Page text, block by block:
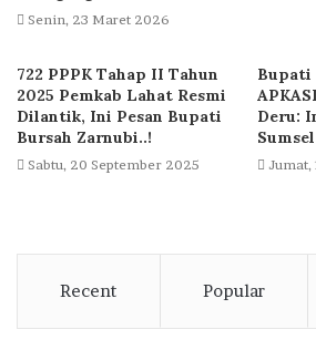
Senin, 23 Maret 2026
722 PPPK Tahap II Tahun
2025 Pemkab Lahat Resmi
Dilantik, Ini Pesan Bupati
Bursah Zarnubi..!
Sabtu, 20 September 2025
Bupati
Deru:
Sumsel
Jumat,
Recent Popular